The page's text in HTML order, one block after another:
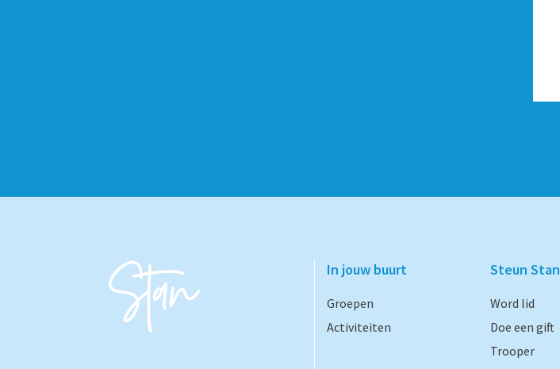
In jouw buurt
Groepen
Activiteiten
Steun Stan
Word lid
Doe een gift
Trooper